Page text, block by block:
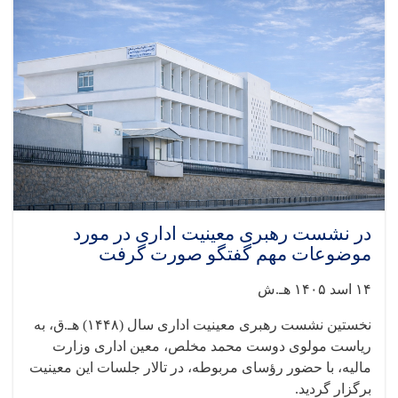
در نشست رهبری معینیت اداری در مورد
موضوعات مهم گفتگو صورت گرفت
۱۴ اسد ۱۴۰۵ هـ.ش
نخستین نشست رهبری معینیت اداری سال (۱۴۴۸) هـ.ق، به
ریاست مولوی دوست‌ محمد مخلص، معین اداری وزارت
مالیه، با حضور رؤسای مربوطه، در تالار جلسات این معینیت
برگزار گردید.